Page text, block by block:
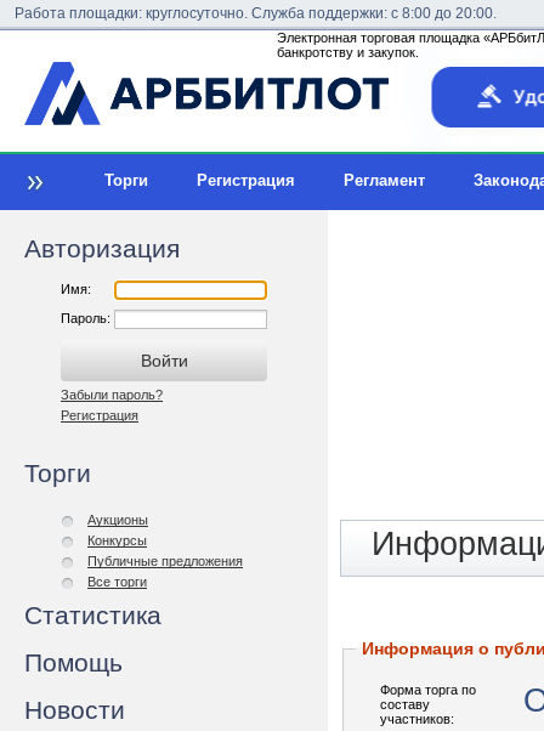
Работа площадки: круглосуточно. Служба поддержки: с 8:00 до 20:00.
Электронная торговая площадка
банкротству и закупок.
Торги Регистрация Регламент
Авторизация
Имя:
Пароль:
Забыли пароль?
Регистрация
Торги
Аукционы
Конкурсы
Публичные предложения
Все торги
Статистика
Помощь
Новости
Информация о
Форма торга по
составу
участников: